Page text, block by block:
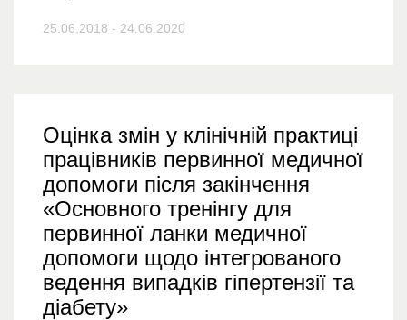
25.06.2018 - 24.06.2020
Оцінка змін у клінічній практиці
працівників первинної медичної
допомоги після закінчення
«Основного тренінгу для
первинної ланки медичної
допомоги щодо інтегрованого
ведення випадків гіпертензії та
діабету»